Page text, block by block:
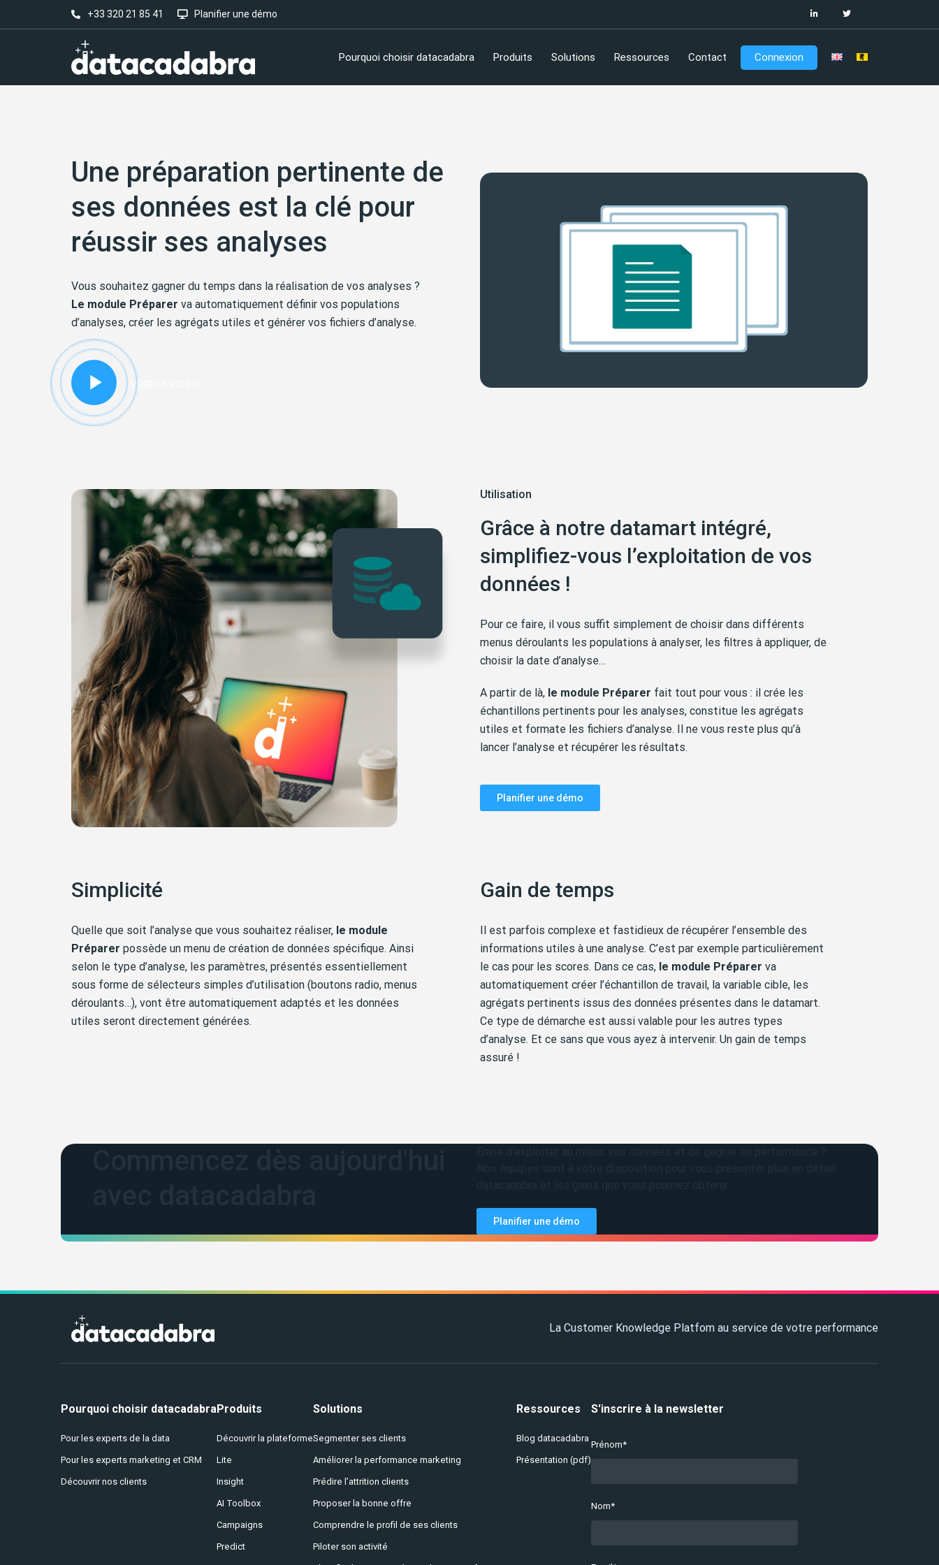
+33 320 21 85 41 Planifier une démo
Pourquoi choisir datacadabra Produits Solutions Ressources Contact Connexion
Une préparation pertinente de
ses données est la clé pour
réussir ses analyses
Vous souhaitez gagner du temps dans la réalisation de vos analyses ?
Le module Préparer va automatiquement définir vos populations
d’analyses, créer les agrégats utiles et générer vos fichiers d’analyse.
VOIR LA VIDÉO
Utilisation
Grâce à notre datamart intégré,
simplifiez-vous l’exploitation de vos
données !
Pour ce faire, il vous suffit simplement de choisir dans différents
menus déroulants les populations à analyser, les filtres à appliquer, de
choisir la date d’analyse…
A partir de là, le module Préparer fait tout pour vous : il crée les
échantillons pertinents pour les analyses, constitue les agrégats
utiles et formate les fichiers d’analyse. Il ne vous reste plus qu’à
lancer l’analyse et récupérer les résultats.
Planifier une démo
Simplicité
Quelle que soit l’analyse que vous souhaitez réaliser, le module
Préparer possède un menu de création de données spécifique. Ainsi
selon le type d’analyse, les paramètres, présentés essentiellement
sous forme de sélecteurs simples d’utilisation (boutons radio, menus
déroulants…), vont être automatiquement adaptés et les données
utiles seront directement générées.
Gain de temps
Il est parfois complexe et fastidieux de récupérer l’ensemble des
informations utiles à une analyse. C’est par exemple particulièrement
le cas pour les scores. Dans ce cas, le module Préparer va
automatiquement créer l’échantillon de travail, la variable cible, les
agrégats pertinents issus des données présentes dans le datamart.
Ce type de démarche est aussi valable pour les autres types
d’analyse. Et ce sans que vous ayez à intervenir. Un gain de temps
assuré !
Planifier une démo
La Customer Knowledge Platfom au service de votre performance
Pourquoi choisir datacadabra
Pour les experts de la data
Pour les experts marketing et CRM
Découvrir nos clients
Produits
Découvrir la plateforme
Lite
Insight
AI Toolbox
Campaigns
Predict
Solutions
Segmenter ses clients
Améliorer la performance marketing
Prédire l’attrition clients
Proposer la bonne offre
Comprendre le profil de ses clients
Piloter son activité
Ressources
Blog datacadabra
Présentation (pdf)
S'inscrire à la newsletter
Prénom*
Nom*